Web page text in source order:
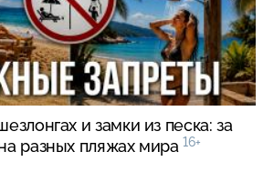
и замки из песка: за
разных пляжах мира 16+